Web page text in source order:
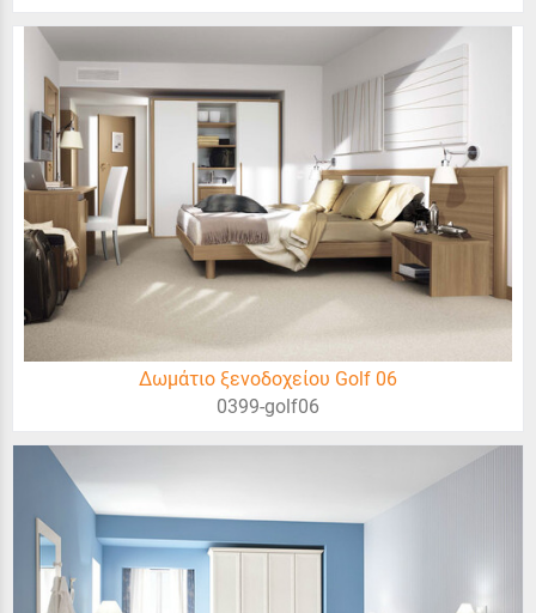
Δωμάτιο ξενοδοχείου Golf 06
0399-golf06